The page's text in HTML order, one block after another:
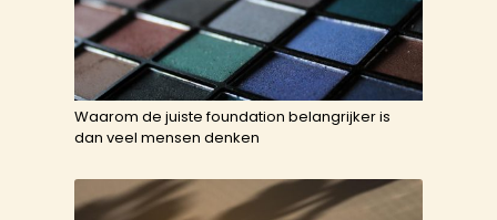
Waarom de juiste foundation belangrijker is
dan veel mensen denken